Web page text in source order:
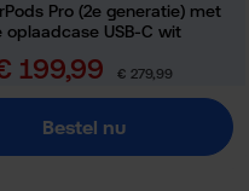
Pro (2e generatie) met
oplaadcase USB-C wit
199,99 Normale prijs:
€ 279,99
Bestel nu